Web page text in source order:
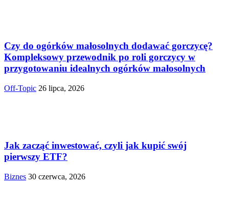
Czy do ogórków małosolnych dodawać gorczycę?
Kompleksowy przewodnik po roli gorczycy w
przygotowaniu idealnych ogórków małosolnych
Off-Topic 26 lipca, 2026
Jak zacząć inwestować, czyli jak kupić swój
pierwszy ETF?
Biznes 30 czerwca, 2026